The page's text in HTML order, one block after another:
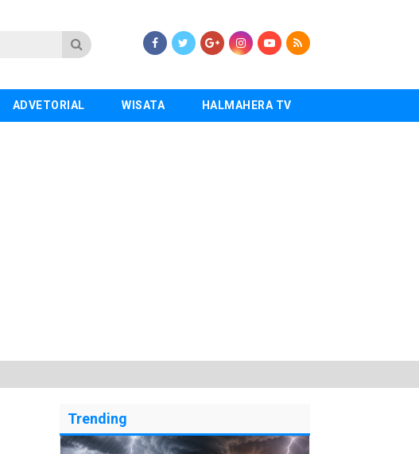
ADVETORIAL WISATA HALMAHERA TV
Trending